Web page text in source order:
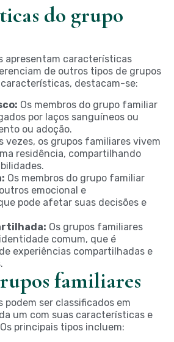
do grupo
apresentam características
de outros tipos de grupos
destacam-se:
Os membros do grupo familiar
por laços sanguíneos ou
ou adoção.
vezes, os grupos familiares vivem
residência, compartilhando
Os membros do grupo familiar
emocional e
pode afetar suas decisões e
Os grupos familiares
comum, que é
experiências compartilhadas e
familiares
podem ser classificados em
um com suas características e
principais tipos incluem: